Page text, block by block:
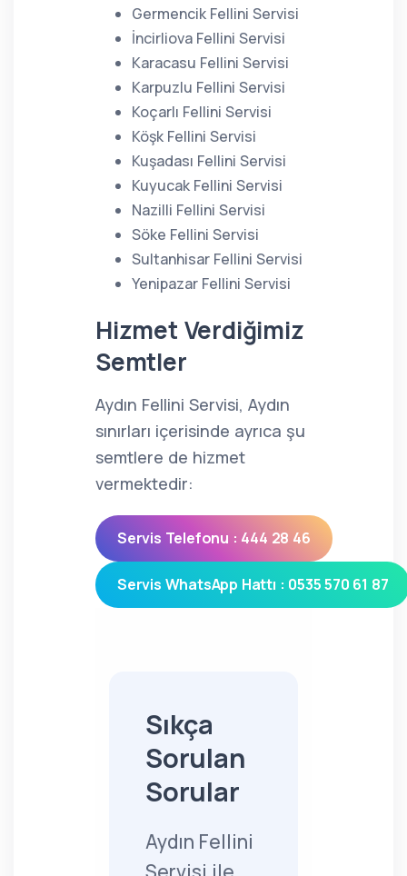
Germencik Fellini Servisi
İncirliova Fellini Servisi
Karacasu Fellini Servisi
Karpuzlu Fellini Servisi
Koçarlı Fellini Servisi
Köşk Fellini Servisi
Kuşadası Fellini Servisi
Kuyucak Fellini Servisi
Nazilli Fellini Servisi
Söke Fellini Servisi
Sultanhisar Fellini Servisi
Yenipazar Fellini Servisi
Hizmet Verdiğimiz
Semtler
Aydın Fellini Servisi, Aydın
sınırları içerisinde ayrıca şu
semtlere de hizmet
vermektedir:
Servis Telefonu : 444 28 46
Servis WhatsApp Hattı : 0535 570 61 87
Sıkça
Sorulan
Sorular
Aydın Fellini